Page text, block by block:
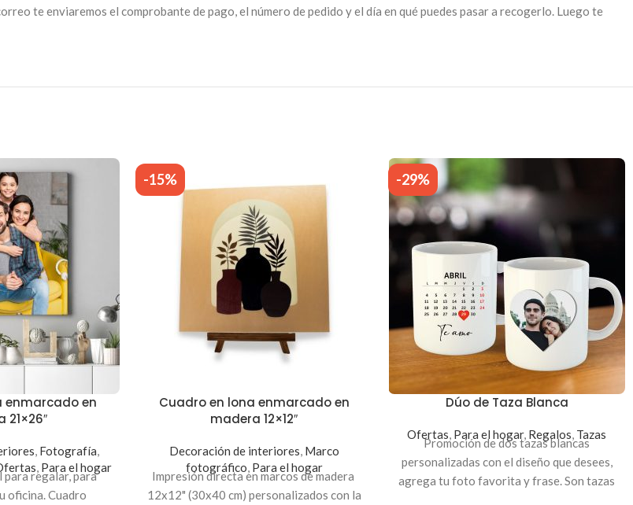
te enviaremos el comprobante de pago, el número de pedido y el día en qué puedes pasar a recogerlo. Luego te
enmarcado en
21×26″
, Fotografía,
, Para el hogar
regalar, para
oficina. Cuadro
-15%
Cuadro en lona enmarcado en
madera 12×12″
Decoración de interiores, Marco
fotográfico, Para el hogar
Impresión directa en marcos de madera
12x12" (30x40 cm) personalizados con la
-29%
Dúo de Taza Blanca
Ofertas, Para el hogar, Regalos, Tazas
Promoción de dos tazas blancas
personalizadas con el diseño que desees,
agrega tu foto favorita y frase. Son tazas